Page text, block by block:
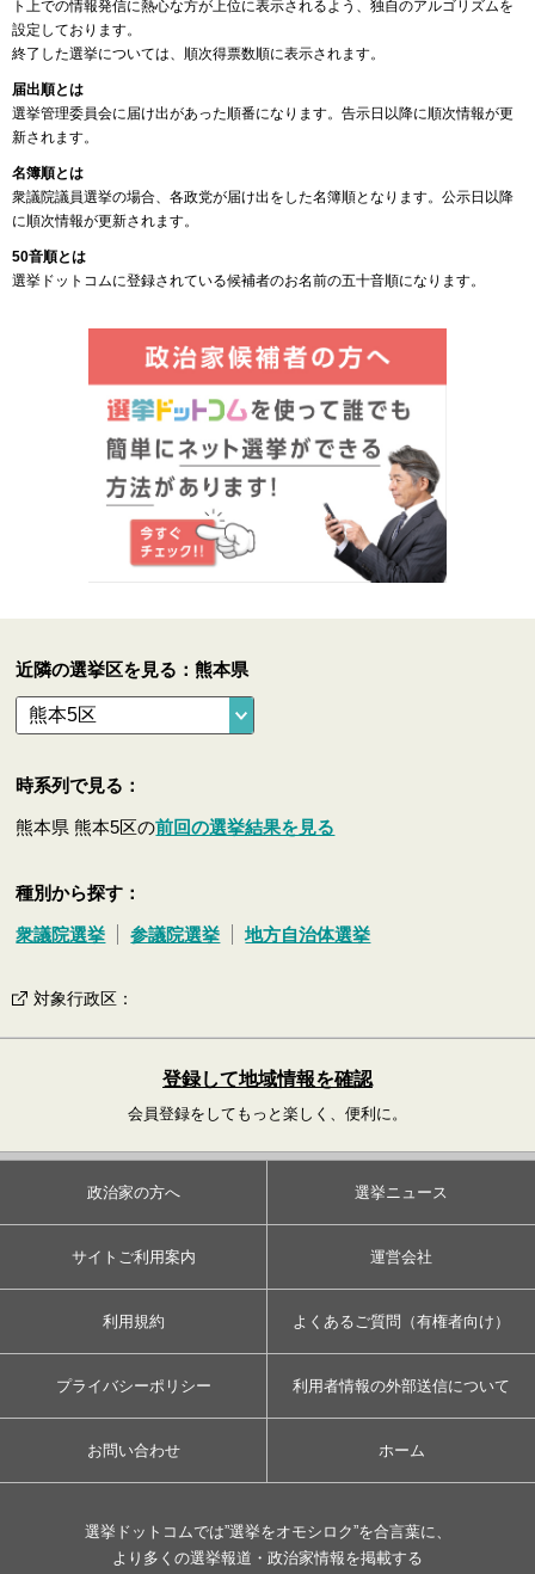
ト上での情報発信に熱心な方が上位に表示されるよう、独自のアルゴリズムを
設定しております。
終了した選挙については、順次得票数順に表示されます。
届出順とは
選挙管理委員会に届け出があった順番になります。告示日以降に順次情報が更
新されます。
名簿順とは
衆議院議員選挙の場合、各政党が届け出をした名簿順となります。公示日以降
に順次情報が更新されます。
50音順とは
選挙ドットコムに登録されている候補者のお名前の五十音順になります。
近隣の選挙区を見る：熊本県
時系列で見る：
熊本県 熊本5区の前回の選挙結果を見る
種別から探す：
衆議院選挙 参議院選挙 地方自治体選挙
対象行政区 ：
登録して地域情報を確認
会員登録をしてもっと楽しく、便利に。
政治家の方へ 選挙ニュース
サイトご利用案内 運営会社
利用規約 よくあるご質問（有権者向け）
プライバシーポリシー 利用者情報の外部送信について
お問い合わせ ホーム
選挙ドットコムでは”選挙をオモシロク”を合言葉に、
より多くの選挙報道・政治家情報を掲載する